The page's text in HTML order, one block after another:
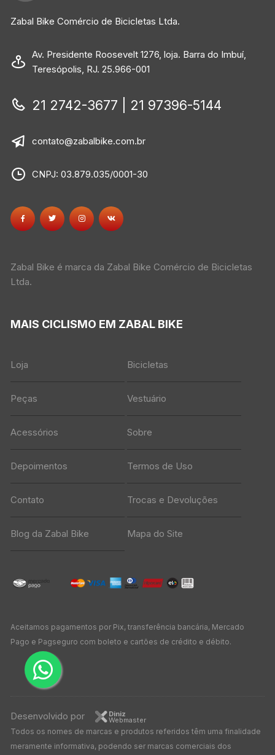
Zabal Bike Comércio de Bicicletas Ltda.
Av. Presidente Roosevelt 1276, loja. Barra do Imbuí,
Teresópolis, RJ. 25.966-001
21 2742-3677 | 21 97396-5144
contato@zabalbike.com.br
CNPJ: 03.879.035/0001-30
Zabal Bike é marca da Zabal Bike Comércio de Bicicletas
Ltda.
MAIS CICLISMO EM ZABAL BIKE
Loja Bicicletas
Peças Vestuário
Acessórios Sobre
Depoimentos Termos de Uso
Contato Trocas e Devoluções
Blog da Zabal Bike Mapa do Site
Aceitamos pagamentos por Pix, transferência bancária, Mercado
Pago e Pagseguro com boleto e cartões de crédito e débito.
Desenvolvido por Diniz
Webmaster
Todos os nomes de marcas e produtos referidos têm uma finalidade
meramente informativa, podendo ser marcas comerciais dos